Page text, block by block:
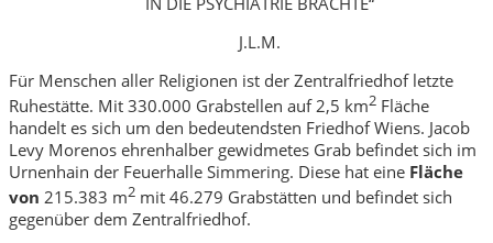
J.L.M.
Für Menschen aller Religionen ist der Zentralfriedhof letzte
Ruhestätte. Mit 330.000 Grabstellen auf 2,5 km2 Fläche
handelt es sich um den bedeutendsten Friedhof Wiens. Jacob
Levy Morenos ehrenhalber gewidmetes Grab befindet sich im
Urnenhain der Feuerhalle Simmering. Diese hat eine Fläche
von 215.383 m2 mit 46.279 Grabstätten und befindet sich
gegenüber dem Zentralfriedhof.